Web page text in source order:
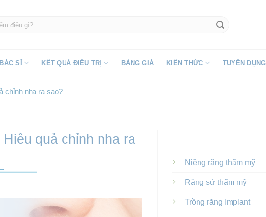
SĨ KẾT QUẢ ĐIỀU TRỊ BẢNG GIÁ KIẾN THỨC TUYỂN DỤNG
chỉnh nha ra sao?
quả chỉnh nha ra
Niềng răng thẩm mỹ
Răng sứ thẩm mỹ
Trồng răng Implant